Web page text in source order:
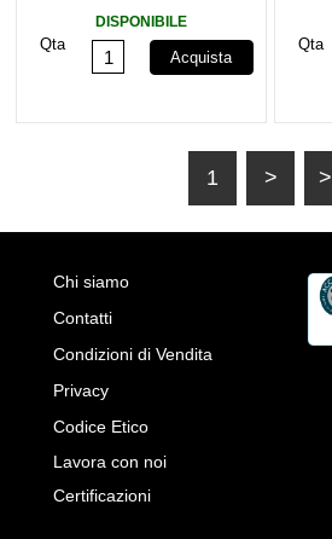
DISPONIBILE
Qta
Acquista
Qta
1 > >|
Chi siamo
Contatti
Condizioni di Vendita
Privacy
Codice Etico
Lavora con noi
Certificazioni